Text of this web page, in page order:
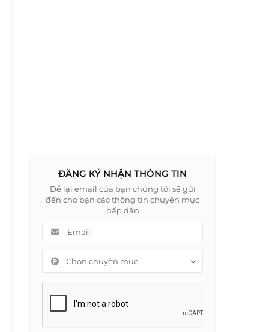
ĐĂNG KÝ NHẬN THÔNG TIN
Để lại email của bạn chúng tôi sẽ gửi
đến cho bạn các thông tin chuyên mục
hấp dẫn
Chọn chuyên mục